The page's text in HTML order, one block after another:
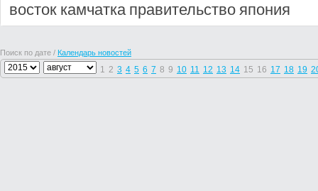
восток камчатка правительство япония
Поиск по дате / Календарь новостей
1 2 3 4 5 6 7 8 9 10 11 12 13 14 15 16 17 18 19